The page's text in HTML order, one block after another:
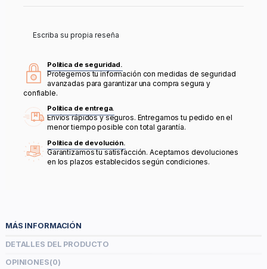
Escriba su propia reseña
Política de seguridad.
Protegemos tu información con medidas de seguridad
avanzadas para garantizar una compra segura y
confiable.
Política de entrega.
Envíos rápidos y seguros. Entregamos tu pedido en el
menor tiempo posible con total garantía.
Política de devolución.
Garantizamos tu satisfacción. Aceptamos devoluciones
en los plazos establecidos según condiciones.
MÁS INFORMACIÓN
DETALLES DEL PRODUCTO
OPINIONES(0)